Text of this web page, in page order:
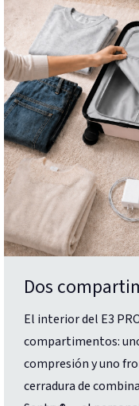
Dos
El interior del E3
compartimentos:
compresión y uno
cerradura de